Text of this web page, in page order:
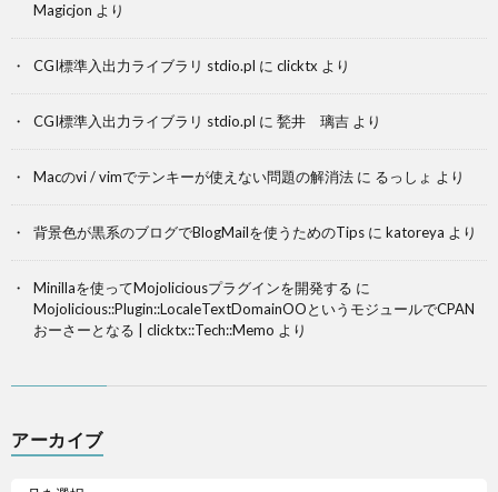
Magicjon より
CGI標準入出力ライブラリ stdio.pl に clicktx より
CGI標準入出力ライブラリ stdio.pl に 甃井 璃吉 より
Macのvi / vimでテンキーが使えない問題の解消法 に るっしょ より
背景色が黒系のブログでBlogMailを使うためのTips に katoreya より
Minillaを使ってMojoliciousプラグインを開発する に
Mojolicious::Plugin::LocaleTextDomainOOというモジュールでCPAN
おーさーとなる | clicktx::Tech::Memo より
アーカイブ